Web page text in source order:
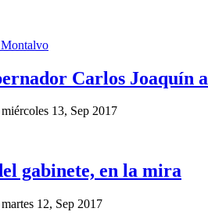
Carlos Joaquín
miércoles 13, Sep 2017
gabinete, en la mira
martes 12, Sep 2017